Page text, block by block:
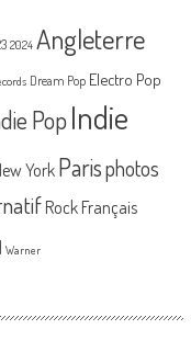
2024 Angleterre
Dream Pop Electro Pop
PopIndie
York Parisphotos
Rock Français
Warner